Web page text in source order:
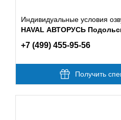
Индивидуальные условия
HAVAL АВТОРУСЬ
+7 (499) 455-95-56
Получить